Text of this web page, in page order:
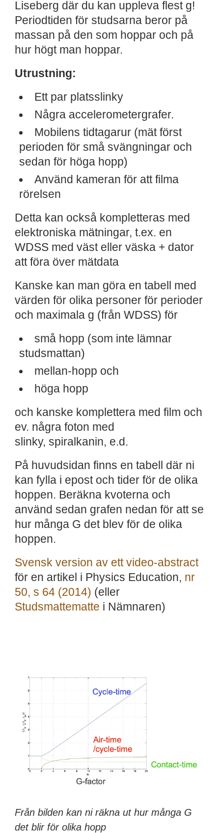
Liseberg där du kan uppleva flest g!
Periodtiden för studsarna beror på
massan på den som hoppar och på
hur högt man hoppar.
Utrustning:
Ett par platsslinky
Några accelerometergrafer.
Mobilens tidtagarur (mät först
perioden för små svängningar och
sedan för höga hopp)
Använd kameran för att filma
rörelsen
Detta kan också kompletteras med
elektroniska mätningar, t.ex. en
WDSS med väst eller väska + dator
att föra över mätdata
Kanske kan man göra en tabell med
värden för olika personer för perioder
och maximala g (från WDSS) för
små hopp (som inte lämnar
studsmattan)
mellan-hopp och
höga hopp
och kanske komplettera med film och
ev. några foton med
slinky, spiralkanin, e.d.
På huvudsidan finns en tabell där ni
kan fylla i epost och tider för de olika
hoppen. Beräkna kvoterna och
använd sedan grafen nedan för att se
hur många G det blev för de olika
hoppen.
Svensk version av ett video-abstract
för en artikel i Physics Education, nr
50, s 64 (2014) (eller
Studsmattematte i Nämnaren)
Från bilden kan ni räkna ut hur många G
det blir för olika hopp